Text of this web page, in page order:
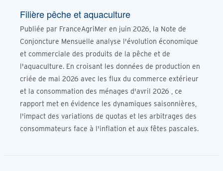
Filière pêche et aquaculture
Publiée par FranceAgriMer en juin 2026, la Note de
Conjoncture Mensuelle analyse l'évolution économique
et commerciale des produits de la pêche et de
l'aquaculture. En croisant les données de production en
criée de mai 2026 avec les flux du commerce extérieur
et la consommation des ménages d'avril 2026 , ce
rapport met en évidence les dynamiques saisonnières,
l'impact des variations de quotas et les arbitrages des
consommateurs face à l'inflation et aux fêtes pascales.